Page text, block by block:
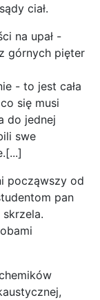
ciał.
na upał -
górnych pięter
- to jest cała
się musi
do jednej
swe
począwszy od
pan